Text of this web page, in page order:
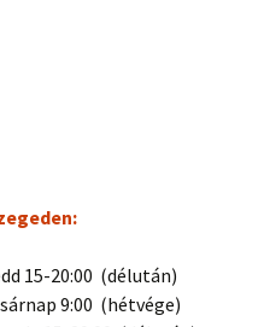
15-20:00 (délután)
9:00 (hétvége)